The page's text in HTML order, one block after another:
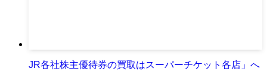
JR各社株主優待券の買取はスーパーチケット各店」へ